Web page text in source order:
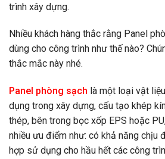
trình xây dựng.
Nhiều khách hàng thắc rằng Panel
dùng cho công trình như thế nào?
thắc mắc này nhé.
Panel phòng sạch là một loại vật
dụng trong xây dựng, cấu tạo khép
thép, bên trong bọc xốp EPS hoặc
nhiều ưu điểm như: có khả năng chịu
hợp sử dụng cho hầu hết các công